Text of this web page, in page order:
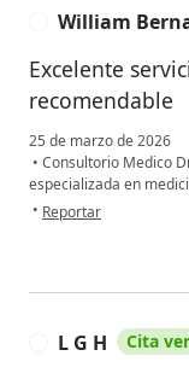
William
Excelente
recomendable
25 de marzo de 2026
• Consultorio Medico
especializada en
• en opinión del
Reportar
L G H Cita